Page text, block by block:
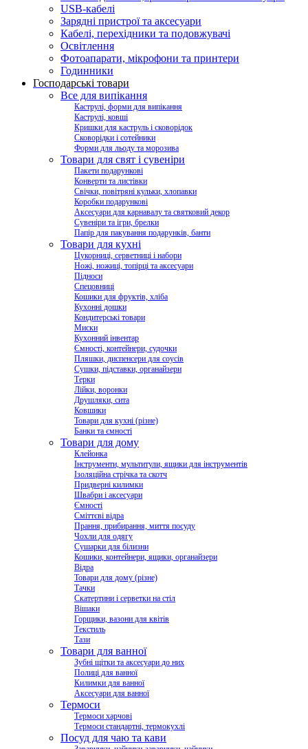
USB-кабелі
Зарядні пристрої та аксесуари
Кабелі, перехідники та подовжувачі
Освітлення
Фотоапарати, мікрофони та принтери
Годинники
Господарські товари
Все для випікання
Каструлі, форми для випікання
Каструлі, ковші
Кришки для каструль і сковорідок
Сковорідки і сотейники
Форми для льоду та морозива
Товари для свят і сувеніри
Пакети подарункові
Конверти та листівки
Свічки, повітряні кульки, хлопавки
Коробки подарункові
Аксесуари для карнавалу та святковий декор
Сувеніри та ігри, брелки
Папір для пакування подарунків, банти
Товари для кухні
Цукорниці, серветниці і набори
Ножі, ножиці, топірці та аксесуари
Підноси
Спецовниці
Кошики для фруктів, хліба
Кухонні дошки
Кондитерські товари
Миски
Кухонний інвентар
Ємності, контейнери, судочки
Пляшки, диспенсери для соусів
Сушки, підставки, органайзери
Терки
Лійки, воронки
Друшляки, сита
Ковшики
Товари для кухні (різне)
Банки та ємності
Товари для дому
Клейонка
Інструменти, мультитули, ящики для інструментів
Ізоляційна стрічка та скотч
Придверні килимки
Швабри і аксесуари
Ємності
Сміттєві відра
Прання, прибирання, миття посуду
Чохли для одягу
Сушарки для білизни
Кошики, контейнери, ящики, органайзери
Відра
Товари для дому (різне)
Тачки
Скатертини і серветки на стіл
Вішаки
Горщики, вазони для квітів
Текстиль
Тази
Товари для ванної
Зубні щітки та аксесуари до них
Полиці для ванної
Килимки для ванної
Аксесуари для ванної
Термоси
Термоси харчові
Термоси стандартні, термокухлі
Посуд для чаю та кави